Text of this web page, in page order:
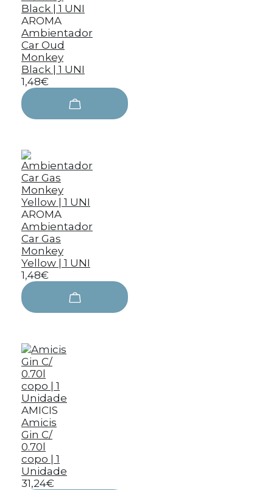
AROMA
Ambientador
Car Oud
Monkey
Black | 1 UNI
1,48€
AROMA
Ambientador
Car Gas
Monkey
Yellow | 1 UNI
1,48€
AMICIS
Amicis
Gin C/
0.70l
copo | 1
Unidade
31,24€